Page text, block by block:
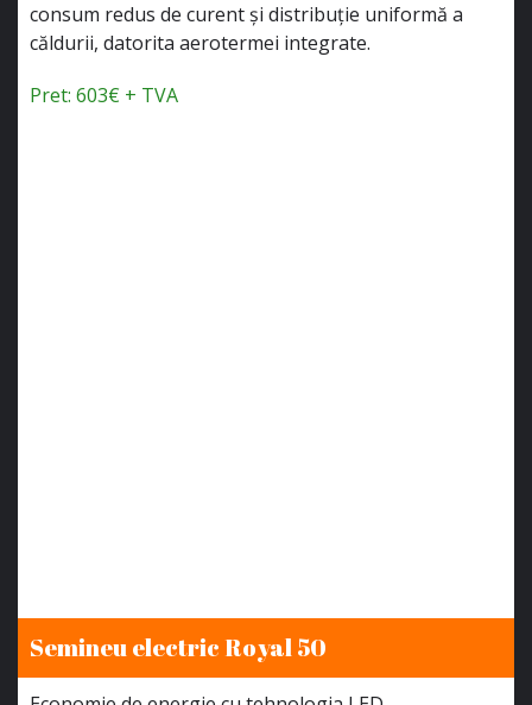
consum redus de curent și distribuție uniformă a
căldurii, datorita aerotermei integrate.
Pret: 603€ + TVA
Semineu electric Royal 50